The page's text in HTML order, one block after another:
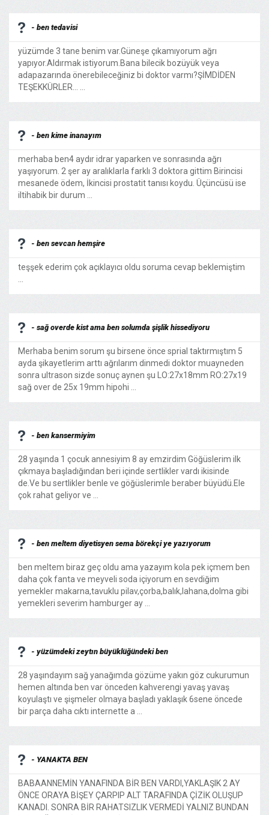
- ben tedavisi
yüzümde 3 tane benim var.Güneşe çıkamıyorum ağrı
yapıyor.Aldırmak istiyorum.Bana bilecik bozüyük veya
adapazarında önerebileceğiniz bi doktor varmı?ŞİMDİDEN
TEŞEKKÜRLER... ...
- ben kime inanayım
merhaba ben4 aydır idrar yaparken ve sonrasında ağrı
yaşıyorum. 2 şer ay aralıklarla farklı 3 doktora gittim Birincisi
mesanede ödem, İkincisi prostatit tanısı koydu. Üçüncüsü ise
iltihabik bir durum ...
- ben sevcan hemşire
teşşek ederim çok açıklayıcı oldu soruma cevap beklemiştim
- sağ overde kist ama ben solumda şişlik hissediyoru
Merhaba benim sorum şu birsene önce sprial taktırmıştım 5
ayda şikayetlerim arttı ağrılarım dinmedi doktor muayneden
sonra ultrason sizde sonuç aynen şu LO:27x18mm RO:27x19
sağ over de 25x 19mm hipohi ...
- ben kansermiyim
28 yaşında 1 çocuk annesiyim 8 ay emzirdim Göğüslerim ilk
çıkmaya başladığından beri içinde sertlikler vardı ikisinde
de.Ve bu sertlikler benle ve göğüslerimle beraber büyüdü.Ele
çok rahat geliyor ve ...
- ben meltem diyetisyen sema börekçi ye yazıyorum
ben meltem biraz geç oldu ama yazayım kola pek içmem ben
daha çok fanta ve meyveli soda içiyorum en sevdiğim
yemekler makarna,tavuklu pilav,çorba,balık,lahana,dolma gibi
yemekleri severim hamburger ay ...
- yüzümdeki zeytın büyüklüğündeki ben
28 yaşındayım sağ yanağımda gözüme yakın göz cukurumun
hemen altında ben var önceden kahverengi yavaş yavaş
koyulaştı ve şişmeler olmaya başladı yaklaşık 6sene öncede
bir parça daha cıktı internette a ...
- YANAKTA BEN
BABAANNEMİN YANAFINDA BİR BEN VARDI,YAKLAŞIK 2 AY
ÖNCE ORAYA BİŞEY ÇARPIP ALT TARAFINDA ÇİZİK OLUŞUP
KANADI. SONRA BİR RAHATSIZLIK VERMEDİ YALNIZ BUNDAN